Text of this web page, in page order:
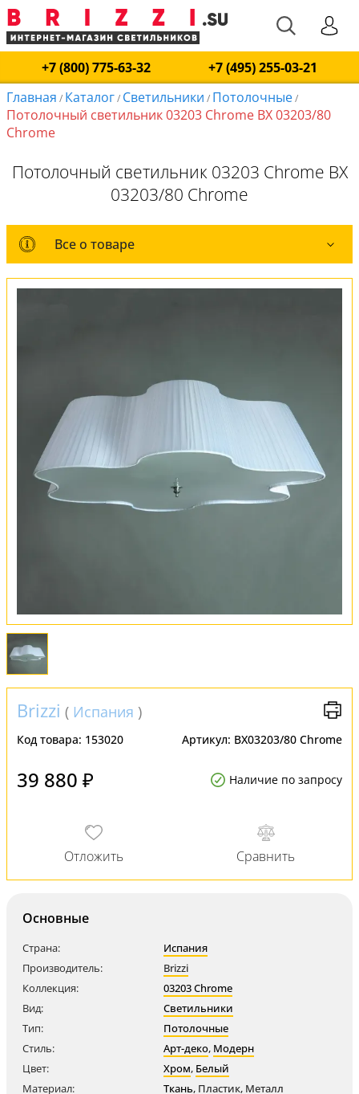
+7 (800) 775-63-32
+7 (495) 255-03-21
Главная / Каталог/ Светильники / Потолочные/
Потолочный светильник 03203 Chrome BX 03203/80
Chrome
Потолочный светильник 03203 Chrome BX
03203/80 Chrome
Все о товаре
Все о товаре
Оплата и доставка
Обмен и возврат
Brizzi ( Испания )
Код товара: 153020 Артикул: BX03203/80 Chrome
39 880 ₽ Наличие по запросу
Основные
Страна:
Испания
Производитель:
Brizzi
Коллекция:
03203 Chrome
Вид:
Светильники
Тип:
Потолочные
Стиль:
Арт-деко, Модерн
Цвет:
Хром, Белый
Материал:
Ткань, Пластик, Металл